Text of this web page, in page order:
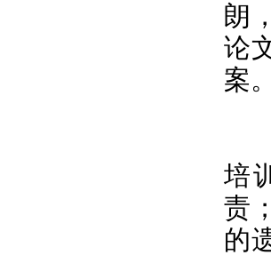
朗
论
案
培
责
的